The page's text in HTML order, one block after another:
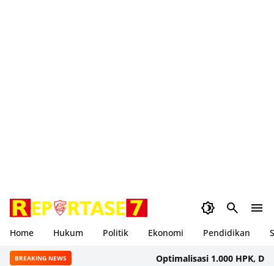
Home Hukum Politik Ekonomi Pendidikan
BREAKING NEWS Optimalisasi 1.000 HPK, Dinkes